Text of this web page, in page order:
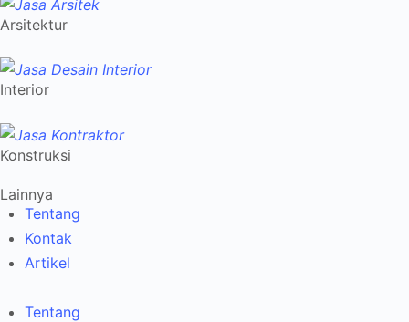
Arsitektur
Interior
Konstruksi
Lainnya
Tentang
Kontak
Artikel
Tentang